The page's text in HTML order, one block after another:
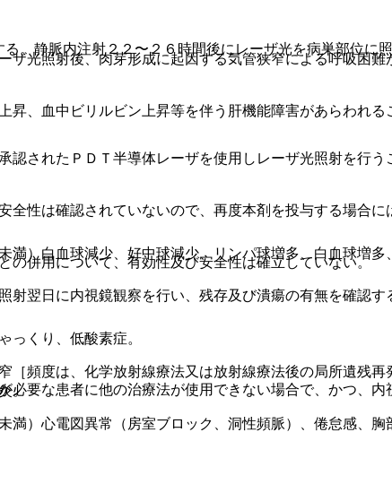
光照射後、肉芽形成に起因する気管狭窄による呼吸困難
、血中ビリルビン上昇等を伴う肝機能障害があらわれる
）白血球減少、好中球減少、リンパ球増多、白血球増
くり、低酸素症。
頻度は、化学放射線療法又は放射線療法後の局所遺残再
。
）心電図異常（房室ブロック、洞性頻脈）、倦怠感、胸
。静脈内注射２２〜２６時間後にレーザ光を病巣部位に照
されたＰＤＴ半導体レーザを使用しレーザ光照射を行
性は確認されていないので、再度本剤を投与する場合
併用について、有効性及び安全性は確立していない。
翌日に内視鏡観察を行い、残存及び潰瘍の有無を確認
要な患者に他の治療法が使用できない場合で、かつ、